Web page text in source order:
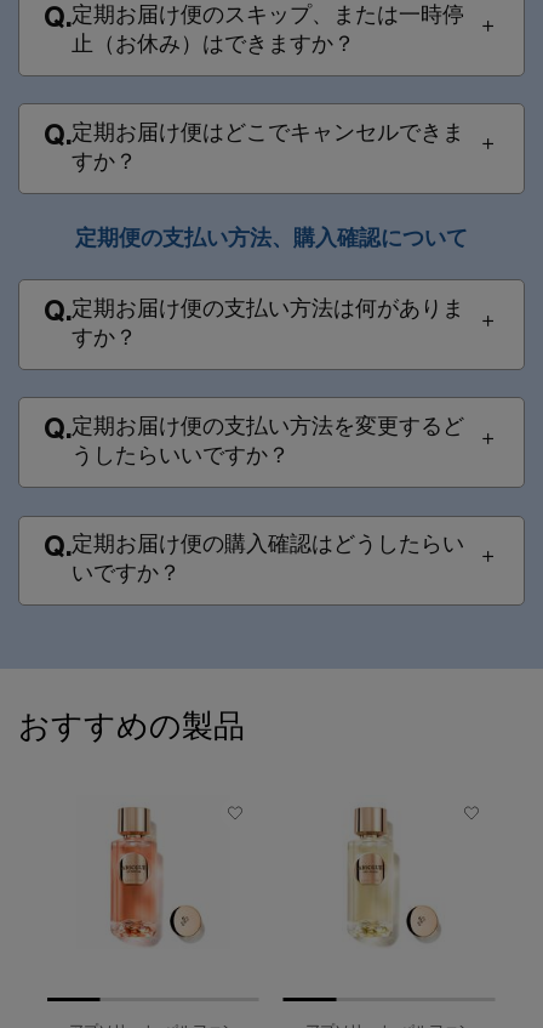
Q.定期お届け便のスキップ、または一時停
止（お休み）はできますか？
Q.定期お届け便はどこでキャンセルできま
すか？
定期便の支払い方法、購入確認について​​
Q.定期お届け便の支払い方法は何がありま
すか？
Q.定期お届け便の支払い方法を変更するど
うしたらいいですか？
Q.定期お届け便の購入確認はどうしたらい
いですか？
おすすめの製品